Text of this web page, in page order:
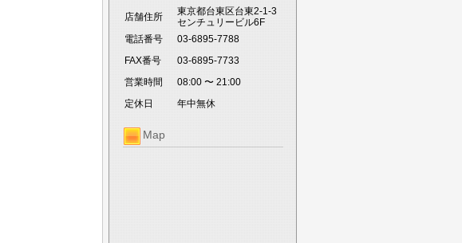
店舗住所
東京都台東区台東2-1-3
センチュリービル6F
電話番号
03-6895-7788
FAX番号
03-6895-7733
営業時間
08:00 〜 21:00
定休日
年中無休
Map